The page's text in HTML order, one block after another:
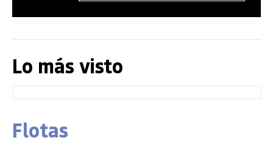
Lo más visto
Flotas